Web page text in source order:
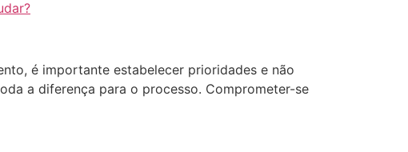
é importante estabelecer prioridades e não
a diferença para o processo. Comprometer-se